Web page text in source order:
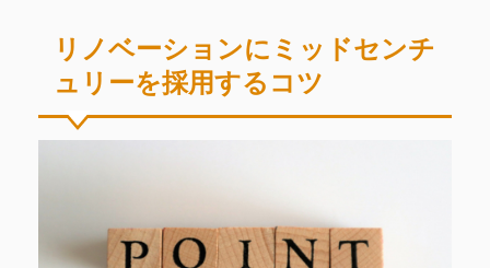
リノベーションにミッドセンチ
ュリーを採用するコツ